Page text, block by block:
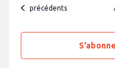
Évènements
précédents